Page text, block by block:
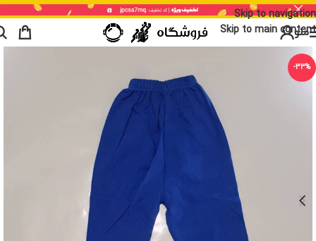
Skip to navigation
Skip to main content
منو
-33%